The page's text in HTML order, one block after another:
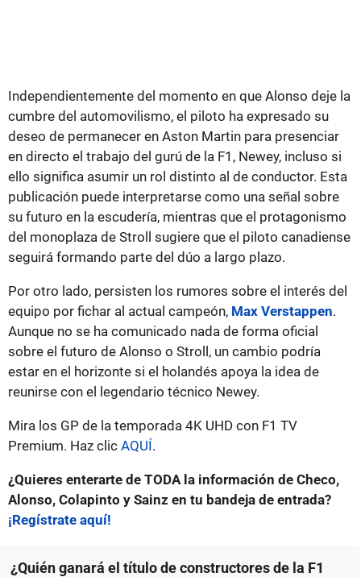
Independientemente del momento en que Alonso deje la
cumbre del automovilismo, el piloto ha expresado su
deseo de permanecer en Aston Martin para presenciar
en directo el trabajo del gurú de la F1, Newey, incluso si
ello significa asumir un rol distinto al de conductor. Esta
publicación puede interpretarse como una señal sobre
su futuro en la escudería, mientras que el protagonismo
del monoplaza de Stroll sugiere que el piloto canadiense
seguirá formando parte del dúo a largo plazo.
Por otro lado, persisten los rumores sobre el interés del
equipo por fichar al actual campeón, Max Verstappen.
Aunque no se ha comunicado nada de forma oficial
sobre el futuro de Alonso o Stroll, un cambio podría
estar en el horizonte si el holandés apoya la idea de
reunirse con el legendario técnico Newey.
Mira los GP de la temporada 4K UHD con F1 TV
Premium. Haz clic AQUÍ.
¿Quieres enterarte de TODA la información de Checo,
Alonso, Colapinto y Sainz en tu bandeja de entrada?
¡Regístrate aquí!
¿Quién ganará el título de constructores de la F1